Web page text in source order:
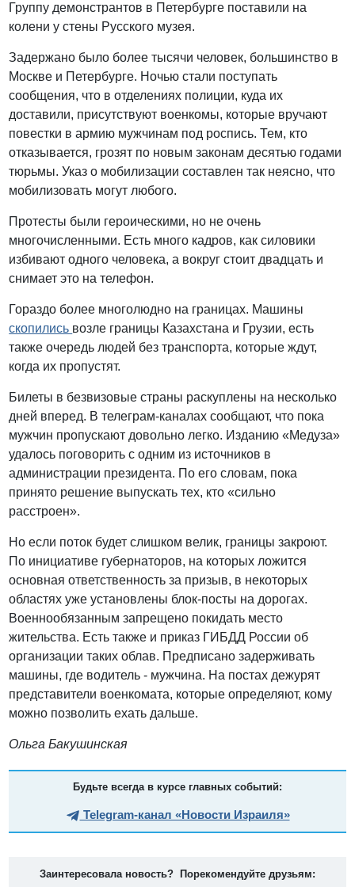
Группу демонстрантов в Петербурге поставили на
колени у стены Русского музея.
Задержано было более тысячи человек, большинство в
Москве и Петербурге. Ночью стали поступать
сообщения, что в отделениях полиции, куда их
доставили, присутствуют военкомы, которые вручают
повестки в армию мужчинам под роспись. Тем, кто
отказывается, грозят по новым законам десятью годами
тюрьмы. Указ о мобилизации составлен так неясно, что
мобилизовать могут любого.
Протесты были героическими, но не очень
многочисленными. Есть много кадров, как силовики
избивают одного человека, а вокруг стоит двадцать и
снимает это на телефон.
Гораздо более многолюдно на границах. Машины
скопились возле границы Казахстана и Грузии, есть
также очередь людей без транспорта, которые ждут,
когда их пропустят.
Билеты в безвизовые страны раскуплены на несколько
дней вперед. В телеграм-каналах сообщают, что пока
мужчин пропускают довольно легко. Изданию «Медуза»
удалось поговорить с одним из источников в
администрации президента. По его словам, пока
принято решение выпускать тех, кто «сильно
расстроен».
Но если поток будет слишком велик, границы закроют.
По инициативе губернаторов, на которых ложится
основная ответственность за призыв, в некоторых
областях уже установлены блок-посты на дорогах.
Военнообязанным запрещено покидать место
жительства. Есть также и приказ ГИБДД России об
организации таких облав. Предписано задерживать
машины, где водитель - мужчина. На постах дежурят
представители военкомата, которые определяют, кому
можно позволить ехать дальше.
Ольга Бакушинская
Будьте всегда в курсе главных событий:
Telegram-канал «Новости Израиля»
Заинтересовала новость? Порекомендуйте друзьям: